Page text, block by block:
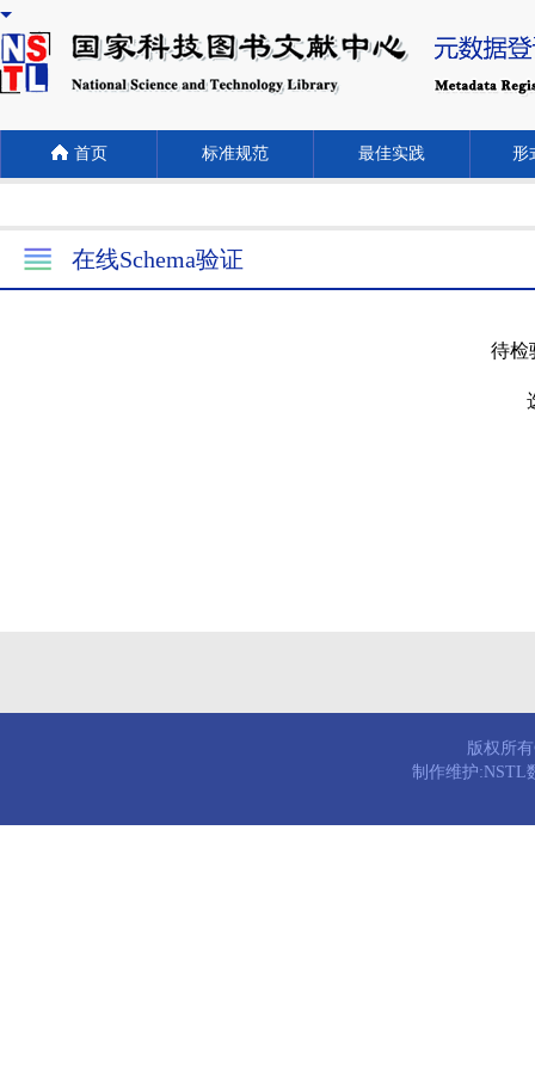
首页 标准规范 最佳实践 形
在线Schema验证
待检
版权所
制作维护:NSTL